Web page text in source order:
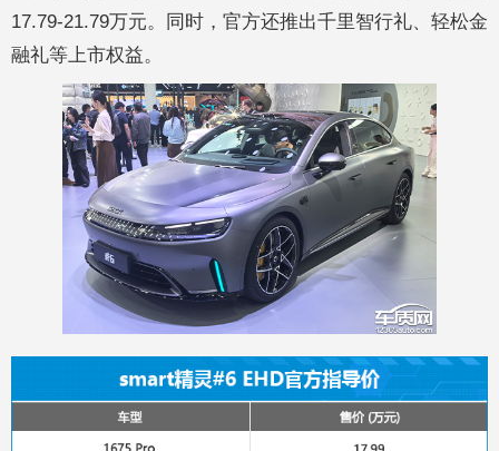
17.79-21.79万元。同时，官方还推出千里智行礼、轻松金
融礼等上市权益。